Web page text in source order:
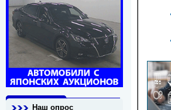
Наш опрос